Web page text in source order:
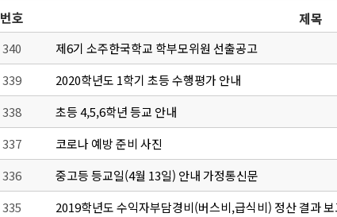
번호 제목
340 제6기 소주한국학교 학부모위원 선출공고
339
2020학년도 1학기 초등 수행평가 안내
338
초등 4,5,6학년 등교 안내
337
코로나 예방 준비 사진
336
중고등 등교일(4월 13일) 안내 가정통신문
335
2019학년도 수익자부담경비(버스비,급식비) 정산 결과